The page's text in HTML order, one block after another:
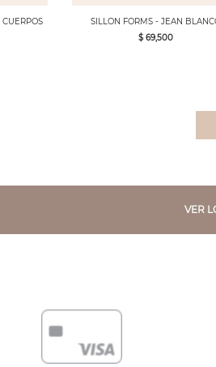
SILLON FORMS - JEAN
$ 69,500
VER